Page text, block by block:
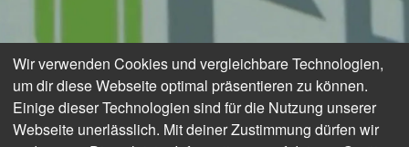
Wir verwenden Cookies und vergleichbare Technologien,
um dir diese Webseite optimal präsentieren zu können.
Einige dieser Technologien sind für die Nutzung unserer
Webseite unerlässlich. Mit deiner Zustimmung dürfen wir